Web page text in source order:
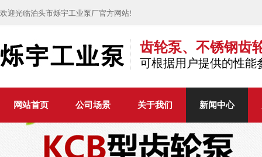
欢迎光临泊头市烁宇工业泵厂官方网站!
齿轮泵、不锈钢齿
可根据用户提供的性能
网站首页 公司场景 关于我们 新闻中心